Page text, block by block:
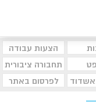
הצעות עבודה
תחבורה ציבורית
לפרסום באתר